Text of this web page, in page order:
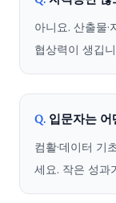
아니요. 산출물
협상력이 생깁
Q. 입문자는
컴활·데이터 기
세요. 작은 성과